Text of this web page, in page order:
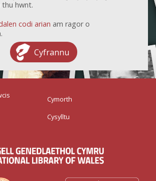
thu hwnt.
codi arian am ragor o
Cyfrannu
Cymorth
Cysylltu